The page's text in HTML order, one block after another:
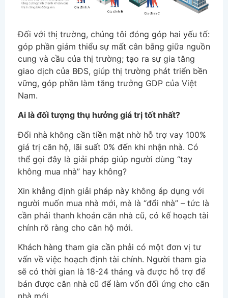
Đối với thị trường, chúng tôi đóng góp hai yếu tố:
góp phần giảm thiểu sự mất cân bằng giữa nguồn
cung và cầu của thị trường; tạo ra sự gia tăng
giao dịch của BĐS, giúp thị trường phát triển bền
vững, góp phần làm tăng trưởng GDP của Việt
Nam.
Ai là đối tượng thụ hưởng giá trị tốt nhất?
Đổi nhà không cần tiền mặt nhờ hỗ trợ vay 100%
giá trị căn hộ, lãi suất 0% đến khi nhận nhà. Có
thể gọi đây là giải pháp giúp người dùng “tay
không mua nhà” hay không?
Xin khẳng định giải pháp này không áp dụng với
người muốn mua nhà mới, mà là “đổi nhà” – tức là
cần phải thanh khoản căn nhà cũ, có kế hoạch tài
chính rõ ràng cho căn hộ mới.
Khách hàng tham gia cần phải có một đơn vị tư
vấn về việc hoạch định tài chính. Người tham gia
sẽ có thời gian là 18-24 tháng và được hỗ trợ để
bán được căn nhà cũ để làm vốn đối ứng cho căn